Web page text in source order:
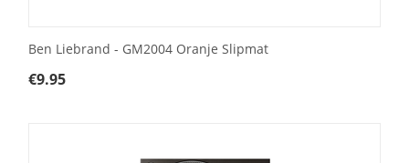
Ben Liebrand - GM2004 Oranje Slipmat
€9.95